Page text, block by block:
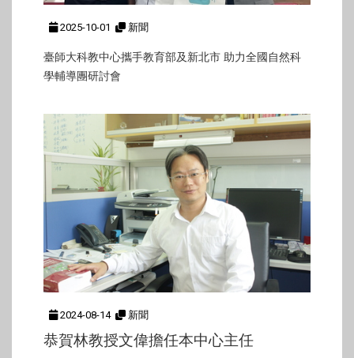
2025-10-01 新聞
臺師大科教中心攜手教育部及新北市 助力全國自然科
學輔導團研討會
2024-08-14 新聞
恭賀林教授文偉擔任本中心主任